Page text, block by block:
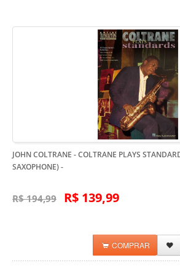
JOHN COLTRANE - COLTRANE PLAYS
SAXOPHONE)-
R$ 194,99 R$ 139,99
COMPRAR